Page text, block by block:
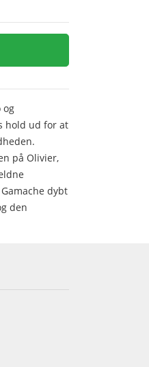
og
hold ud for at
på Olivier,
dybt
den